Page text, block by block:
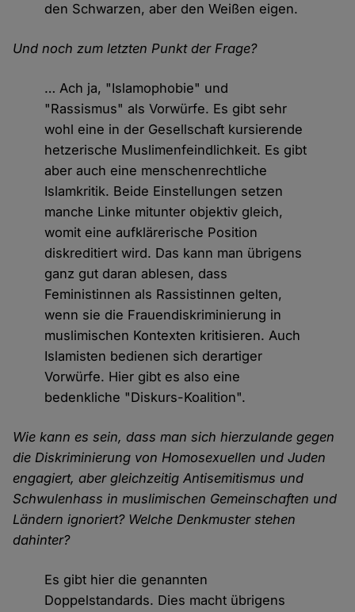
den Schwarzen, aber den Weißen eigen.
Und noch zum letzten Punkt der Frage?
… Ach ja, "Islamophobie" und
"Rassismus" als Vorwürfe. Es gibt sehr
wohl eine in der Gesellschaft kursierende
hetzerische Muslimenfeindlichkeit. Es gibt
aber auch eine menschenrechtliche
Islamkritik. Beide Einstellungen setzen
manche Linke mitunter objektiv gleich,
womit eine aufklärerische Position
diskreditiert wird. Das kann man übrigens
ganz gut daran ablesen, dass
Feministinnen als Rassistinnen gelten,
wenn sie die Frauendiskriminierung in
muslimischen Kontexten kritisieren. Auch
Islamisten bedienen sich derartiger
Vorwürfe. Hier gibt es also eine
bedenkliche "Diskurs-Koalition".
Wie kann es sein, dass man sich hierzulande gegen
die Diskriminierung von Homosexuellen und Juden
engagiert, aber gleichzeitig Antisemitismus und
Schwulenhass in muslimischen Gemeinschaften und
Ländern ignoriert? Welche Denkmuster stehen
dahinter?
Es gibt hier die genannten
Doppelstandards. Dies macht übrigens